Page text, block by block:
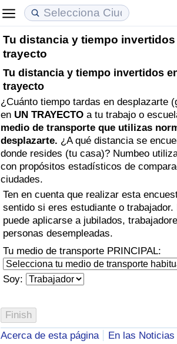
Tu distancia y tiempo
trayecto
Tu distancia y tiempo invertidos
trayecto
¿Cuánto tiempo tardas en desplazarte
en UN TRAYECTO a tu trabajo o
medio de transporte que utilizas
desplazarte. ¿A qué distancia se
donde resides (tu casa)? Numbeo
con propósitos estadísticos de
ciudades.
Ten en cuenta que realizar esta
sentido si eres estudiante o
puede aplicarse a jubilados,
personas desempleadas.
Tu medio de transporte PRINCIPAL:
Soy:
Acerca de esta página
En las Noticias
Coste de vida
Índice de Costo de Vida (Actual)
Índice de Costo de Vida
Índice de costo de vida por país
en aqaba
Precios de las propiedades
Índice de Precios de Inmuebles
Índice de Precios de Inmuebles
Índice de Precios de Inmuebles por
Calidad de Vida
Índice de Calidad de Vida
Índice de Calidad de Vida (Actual)
Índice de calidad de vida por país
Delincuencia
Calificación del Índice de
(Actual)
Índice de Criminalidad
Índice de criminalidad por país
Índice de Sanidad (Actual)